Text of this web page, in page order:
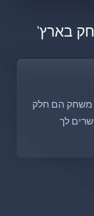
בארץ'
משחק הם חלק
לך